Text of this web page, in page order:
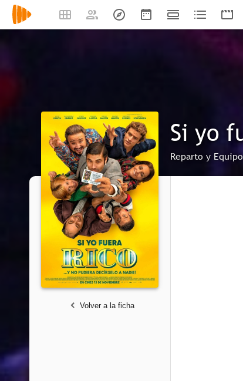
Si yo
Reparto y Equipo
Volver a la ficha